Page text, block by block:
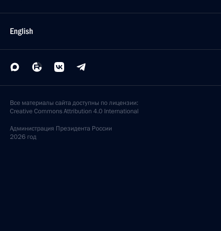
English
Все материалы сайта доступны по лицензии:
Creative Commons Attribution 4.0 International
Администрация Президента России
2026 год